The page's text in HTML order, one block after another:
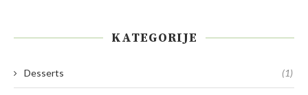
KATEGORIJE
Desserts (1)